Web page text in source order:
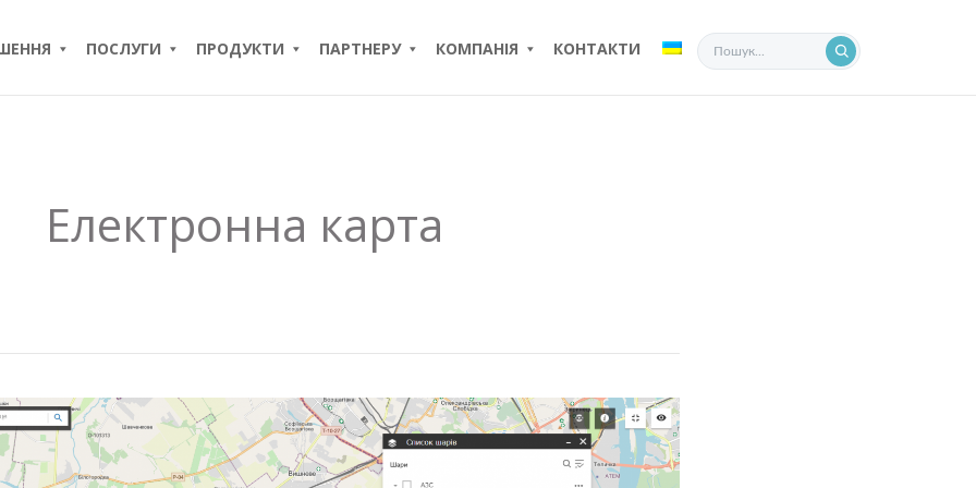
ПОСЛУГИ ПРОДУКТИ ПАРТНЕРУ КОМПАНІЯ КОНТАКТИ
Електронна карта